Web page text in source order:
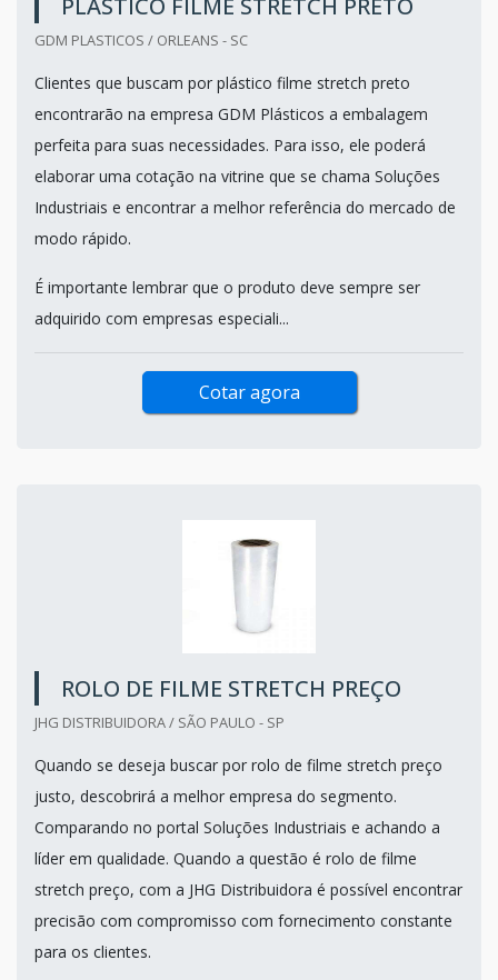
GDM PLASTICOS / ORLEANS - SC
Clientes que buscam por plástico filme stretch preto
encontrarão na empresa GDM Plásticos a embalagem
perfeita para suas necessidades. Para isso, ele poderá
elaborar uma cotação na vitrine que se chama Soluções
Industriais e encontrar a melhor referência do mercado de
modo rápido.
É importante lembrar que o produto deve sempre ser
adquirido com empresas especiali...
Cotar agora
ROLO DE FILME STRETCH PREÇO
JHG DISTRIBUIDORA / SÃO PAULO - SP
Quando se deseja buscar por rolo de filme stretch preço
justo, descobrirá a melhor empresa do segmento.
Comparando no portal Soluções Industriais e achando a
líder em qualidade. Quando a questão é rolo de filme
stretch preço, com a JHG Distribuidora é possível encontrar
precisão com compromisso com fornecimento constante
para os clientes.